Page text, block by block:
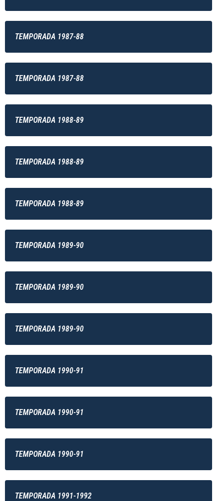
TEMPORADA 1987-88
TEMPORADA 1987-88
TEMPORADA 1988-89
TEMPORADA 1988-89
TEMPORADA 1988-89
TEMPORADA 1989-90
TEMPORADA 1989-90
TEMPORADA 1989-90
TEMPORADA 1990-91
TEMPORADA 1990-91
TEMPORADA 1990-91
TEMPORADA 1991-1992